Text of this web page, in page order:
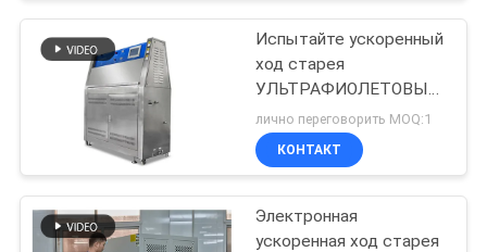
Камеры
влажности
температуры
42
Испытайте ускоренный
ход старея
УЛЬТРАФИОЛЕТОВЫЕ
регулятор камеры
БТХК корейские ТЭМИ
880 испытания
лично переговорить MOQ:1
КОНТАКТ
Электронная
ускоренная ход старея